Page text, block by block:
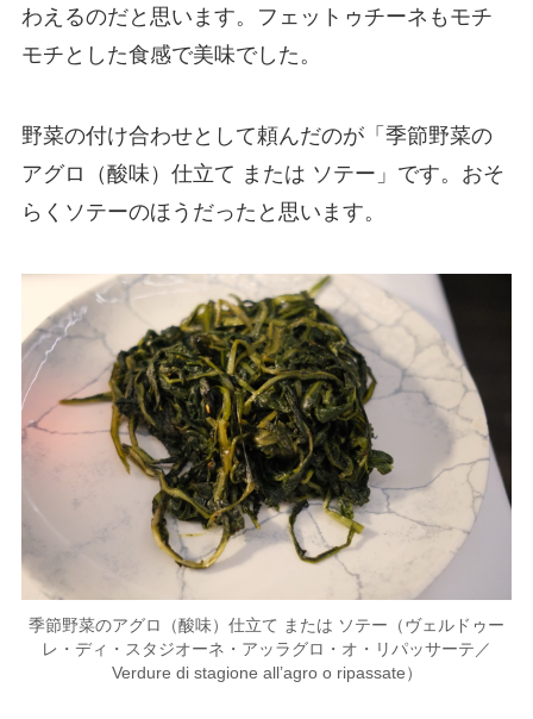
わえるのだと思います。フェットゥチーネもモチ
モチとした食感で美味でした。
野菜の付け合わせとして頼んだのが「季節野菜の
アグロ（酸味）仕立て または ソテー」です。おそ
らくソテーのほうだったと思います。
季節野菜のアグロ（酸味）仕立て または ソテー（ヴェルドゥー
レ・ディ・スタジオーネ・アッラグロ・オ・リパッサーテ／
Verdure di stagione all’agro o ripassate）